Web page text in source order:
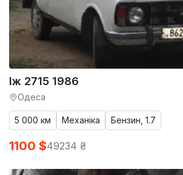
Іж 2715 1986
Одеса
5 000 км Механіка Бензин, 1.7
1100 $49234 ₴